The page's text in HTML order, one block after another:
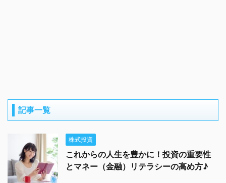
記事一覧
株式投資
これからの人生を豊かに！投資の重要性
とマネー（金融）リテラシーの高め方♪